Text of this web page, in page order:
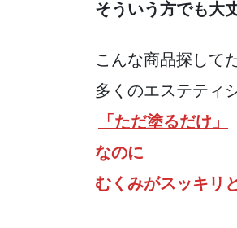
そういう方でも大
こんな商品探して
多くのエステティ
「ただ塗るだけ」
なのに
むくみがスッキリ